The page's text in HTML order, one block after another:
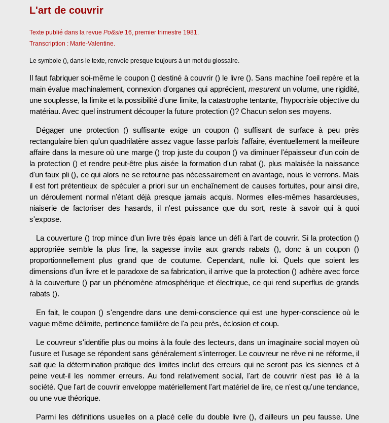
L'art de couvrir
Texte publié dans la revue Po&sie 16, premier trimestre 1981.
Transcription : Marie-Valentine.
Le symbole (), dans le texte, renvoie presque toujours à un mot du glossaire.
Il faut fabriquer soi-même le coupon () destiné à couvrir () le livre (). Sans machine l'oeil repère et la
main évalue machinalement, connexion d'organes qui apprécient,mesurent un volume, une rigidité,
une souplesse, la limite et la possibilité d'une limite, la catastrophe tentante, l'hypocrisie objective du
matériau. Avec quel instrument découper la future protection ()? Chacun selon ses moyens.
Dégager une protection () suffisante exige un coupon () suffisant de surface à peu près
rectangulaire bien qu'un quadrilatère assez vague fasse parfois l'affaire, éventuellement la meilleure
affaire dans la mesure où une marge () trop juste du coupon () va diminuer l'épaisseur d'un coin de
la protection () et rendre peut-être plus aisée la formation d'un rabat (), plus malaisée la naissance
d'un faux pli (), ce qui alors ne se retourne pas nécessairement en avantage, nous le verrons. Mais
il est fort prétentieux de spéculer a priori sur un enchaînement de causes fortuites, pour ainsi dire,
un déroulement normal n'étant déjà presque jamais acquis. Normes elles-mêmes hasardeuses,
niaiserie de factoriser des hasards, il n'est puissance que du sort, reste à savoir qui à quoi
s'expose.
La couverture () trop mince d'un livre très épais lance un défi à l'art de couvrir. Si la protection ()
appropriée semble la plus fine, la sagesse invite aux grands rabats (), donc à un coupon ()
proportionnellement plus grand que de coutume. Cependant, nulle loi. Quels que soient les
dimensions d'un livre et le paradoxe de sa fabrication, il arrive que la protection () adhère avec force
à la couverture () par un phénomène atmosphérique et électrique, ce qui rend superflus de grands
rabats ().
En fait, le coupon () s'engendre dans une demi-conscience qui est une hyper-conscience où le
vague même délimite, pertinence familière de l'a peu près, éclosion et coup.
Le couvreur s'identifie plus ou moins à la foule des lecteurs, dans un imaginaire social moyen où
l'usure et l'usage se répondent sans généralement s'interroger. Le couvreur ne rêve ni ne réforme, il
sait que la détermination pratique des limites inclut des erreurs qui ne seront pas les siennes et à
peine veut-il les nommer erreurs. Au fond relativement social, l'art de couvrir n'est pas lié à la
société. Que l'art de couvrir enveloppe matériellement l'art matériel de lire, ce n'est qu'une ten­dance,
ou une vue théorique.
Parmi les définitions usuelles on a placé celle du double livre (), d'ailleurs un peu fausse. Une